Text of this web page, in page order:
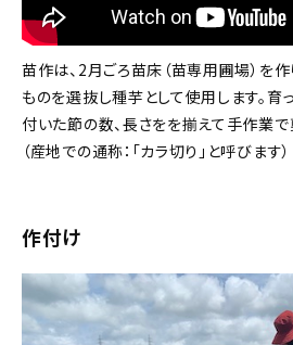
苗作は、2月ごろ苗床（苗専用圃場）を
ものを選抜し種芋として使用します。育
付いた節の数、長さをを揃えて手作業で
（産地での通称：「カラ切り」と呼びます）
作付け